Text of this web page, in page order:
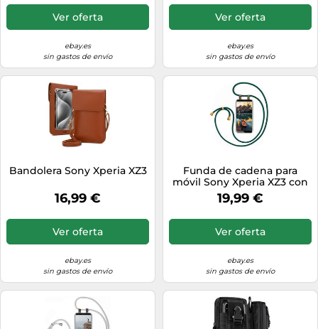
Ver oferta
ebay.es
sin gastos de envío
Ver oferta
ebay.es
sin gastos de envío
Bandolera Sony Xperia XZ3
16,99 €
Ver oferta
ebay.es
sin gastos de envío
Funda de cadena para
móvil Sony Xperia XZ3 con
cinta Funda de cadena
Cordón...
19,99 €
Ver oferta
ebay.es
sin gastos de envío